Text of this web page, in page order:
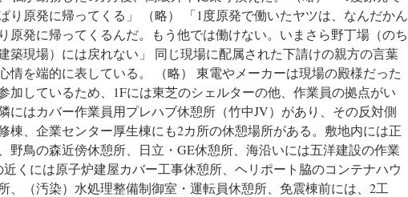
り原発に帰ってくる」 （略） 「1度原発で働いたヤツは、なんだかん
原発に帰ってくるんだ。もう他では働けない。いまさら野丁場（のち
築現場）には戻れない」 同じ現場に配属された下請けの親方の言葉
情を端的に表している。 （略） 東電やメーカーは現場の殿様だった
加しているため、1Fには東芝のシェルターの他、作業員の拠点がい
にはカバー作業員用プレハブ休憩所（竹中JV）があり、その反対側
棟、企業センター厚生棟にも2カ所の休憩場所がある。敷地内には正
野鳥の森近傍休憩所、日立・GE休憩所、海沿いには五洋建設の作業
くには原子炉建屋カバー工事休憩所、ヘリポート脇のコンテナハウ
、（汚染）水処理整備制御室・運転員休憩所、免震棟前には、2工